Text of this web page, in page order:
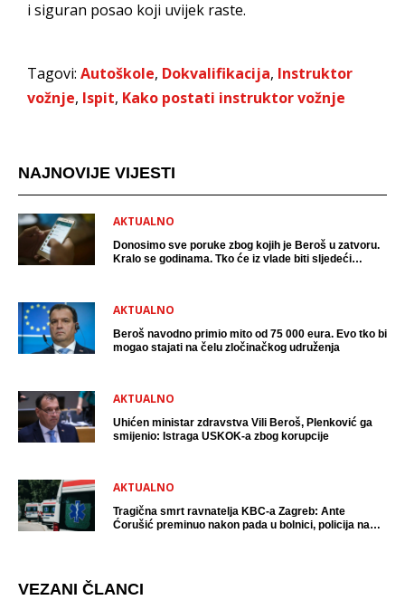
i siguran posao koji uvijek raste.
Tagovi: Autoškole, Dokvalifikacija, Instruktor
vožnje, Ispit, Kako postati instruktor vožnje
NAJNOVIJE VIJESTI
AKTUALNO
Donosimo sve poruke zbog kojih je Beroš u zatvoru.
Kralo se godinama. Tko će iz vlade biti sljedeći
AKTUALNO
Beroš navodno primio mito od 75 000 eura. Evo tko bi
mogao stajati na čelu zločinačkog udruženja
AKTUALNO
Uhićen ministar zdravstva Vili Beroš, Plenković ga
smijenio: Istraga USKOK-a zbog korupcije
AKTUALNO
Tragična smrt ravnatelja KBC-a Zagreb: Ante
Ćorušić preminuo nakon pada u bolnici, policija na
VEZANI ČLANCI